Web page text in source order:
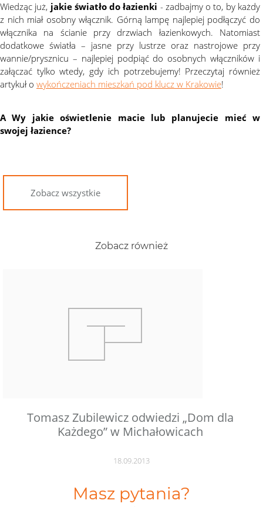
Wiedząc już, jakie światło do łazienki - zadbajmy o to, by każdy
z nich miał osobny włącznik. Górną lampę najlepiej podłączyć do
włącznika na ścianie przy drzwiach łazienkowych. Natomiast
dodatkowe światła – jasne przy lustrze oraz nastrojowe przy
wannie/prysznicu – najlepiej podpiąć do osobnych włączników i
załączać tylko wtedy, gdy ich potrzebujemy! Przeczytaj również
artykuł o wykończeniach mieszkań pod klucz w Krakowie!
A Wy jakie oświetlenie macie lub planujecie mieć w
swojej łazience?
Zobacz wszystkie
Zobacz również
Tomasz Zubilewicz odwiedzi „Dom dla
Każdego” w Michałowicach
18.09.2013
Masz pytania?